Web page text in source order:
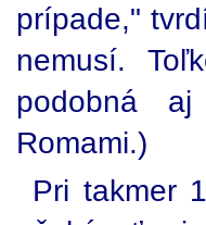
prípade,"
nemusí.
podobná
Romami.)
Pri takmer